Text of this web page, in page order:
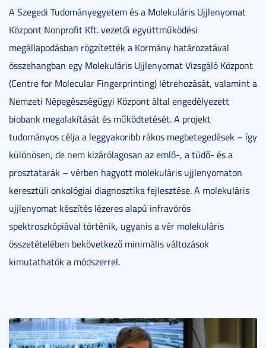
A Szegedi Tudományegyetem és a Molekuláris Ujjlenyomat
Központ Nonprofit Kft. vezetői együttműködési
megállapodásban rögzítették a Kormány határozatával
összehangban egy Molekuláris Ujjlenyomat Vizsgáló Központ
(Centre for Molecular Fingerprinting) létrehozását, valamint a
Nemzeti Népegészségügyi Központ által engedélyezett
biobank megalakítását és működtetését. A projekt
tudományos célja a leggyakoribb rákos megbetegedések – így
különösen, de nem kizárólagosan az emlő-, a tüdő- és a
prosztatarák – vérben hagyott molekuláris ujjlenyomaton
keresztüli onkológiai diagnosztika fejlesztése. A molekuláris
ujjlenyomat készítés lézeres alapú infravörös
spektroszkópiával történik, ugyanis a vér molekuláris
összetételében bekövetkező minimális változások
kimutathatók a módszerrel.